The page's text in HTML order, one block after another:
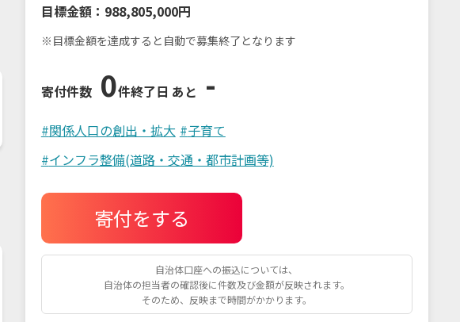
目標金額： 988,805,000円
※目標金額を達成すると自動で募集終了となります
寄付件数 0件終了日 あと -
#関係人口の創出・拡大 #子育て
#インフラ整備(道路・交通・都市計画等)
寄付をする
自治体口座への振込については、
自治体の担当者の確認後に件数及び金額が反映されます。
そのため、反映まで時間がかかります。